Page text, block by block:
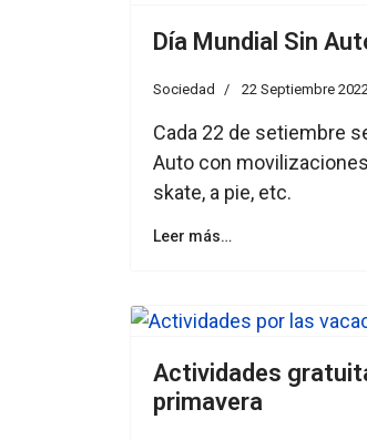
Día Mundial Sin
Sociedad 22 Septiembre
Cada 22 de setiembre
Auto con
skate, a pie, etc.
Leer más…
Actividades
primavera